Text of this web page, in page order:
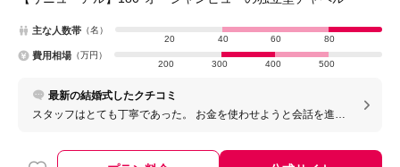
主な人数帯 （名）
20
40 60 80
費用相場 （万円）
200
300 400 500
最新の結婚式したクチコミ
スタッフはとても丁寧であった。 お金を使わせようと会話を進め